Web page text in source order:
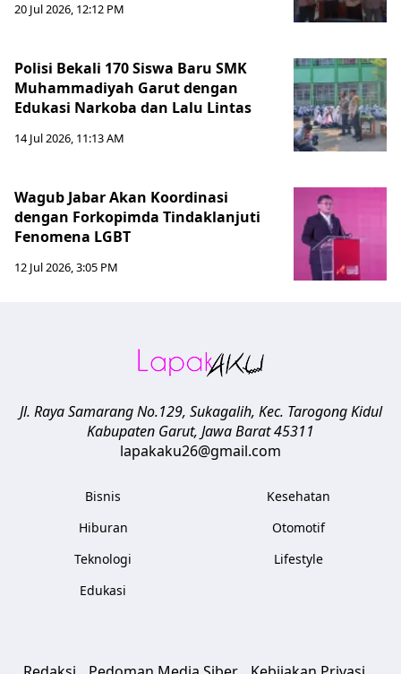
20 Jul 2026, 12:12 PM
Polisi Bekali 170 Siswa Baru SMK
Muhammadiyah Garut dengan
Edukasi Narkoba dan Lalu Lintas
14 Jul 2026, 11:13 AM
Wagub Jabar Akan Koordinasi
dengan Forkopimda Tindaklanjuti
Fenomena LGBT
12 Jul 2026, 3:05 PM
Jl. Raya Samarang No.129, Sukagalih, Kec. Tarogong Kidul
Kabupaten Garut, Jawa Barat45311
lapakaku26@gmail.com
Bisnis
Hiburan
Teknologi
Edukasi
Kesehatan
Otomotif
Lifestyle